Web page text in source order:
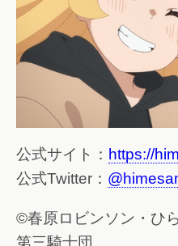
公式サイト： https://
公式Twitter：
©春原ロビンソン・ひ
第三騎士団